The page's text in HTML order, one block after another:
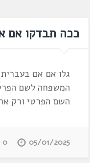
ככה תבדקו אם
גלו אם אם
המשפחה לשם
השם הפרטי ורק
05/01/2025
0